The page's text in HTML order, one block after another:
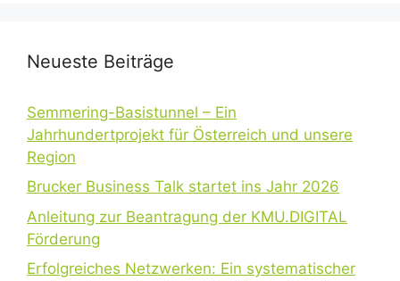
Neueste Beiträge
Semmering-Basistunnel – Ein
Jahrhundertprojekt für Österreich und unsere
Region
Brucker Business Talk startet ins Jahr 2026
Anleitung zur Beantragung der KMU.DIGITAL
Förderung
Erfolgreiches Netzwerken: Ein systematischer